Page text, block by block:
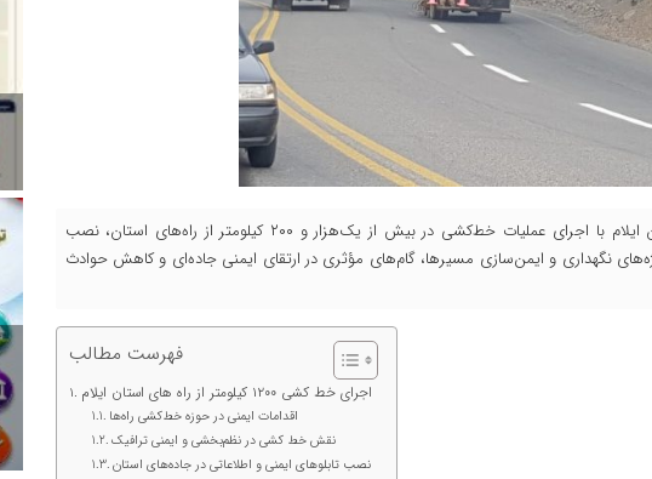
اداره‌کل راهداری و حمل‌ونقل جاده‌ای استان ایلام با اجرای عملیات خط‌کشی در بیش از یک‌هزار و ۲۰۰ کیلومتر از راه‌های استان، نصب
نگهداری و ایمن‌سازی مسیرها، گام‌های مؤثری در ارتقای ایمنی جاده‌ای و کاهش حوادث
فهرست مطالب
اجرای خط‌ کشی ۱۲۰۰ کیلومتر از راه‌ های استان ایلام
اقدامات ایمنی در حوزه خط‌کشی راه‌ها
نقش خط‌ کشی در نظم‌بخشی و ایمنی ترافیک
نصب تابلوهای ایمنی و اطلاعاتی در جاده‌های استان